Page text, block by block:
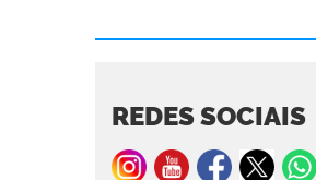
REDES SOCIAIS